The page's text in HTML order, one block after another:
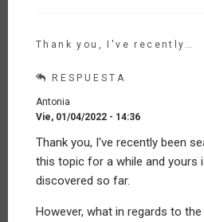
de
1
Invitado
(no
Thank you, I've recently…
RESPUESTA
Antonia
Vie, 01/04/2022 - 14:36
respuesta
a
Reflexiones
la
Thank you, I've recently been
this topic for a while and yours
discovered so far.
However, what in regards to